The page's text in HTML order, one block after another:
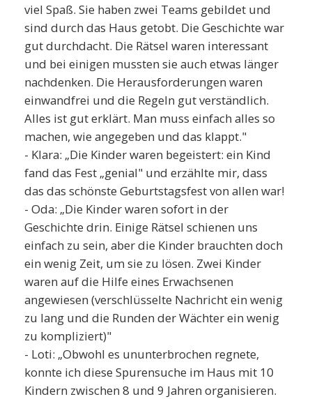
viel Spaß. Sie haben zwei Teams gebildet und
sind durch das Haus getobt. Die Geschichte war
gut durchdacht. Die Rätsel waren interessant
und bei einigen mussten sie auch etwas länger
nachdenken. Die Herausforderungen waren
einwandfrei und die Regeln gut verständlich.
Alles ist gut erklärt. Man muss einfach alles so
machen, wie angegeben und das klappt."
- Klara: „Die Kinder waren begeistert: ein Kind
fand das Fest „genial" und erzählte mir, dass
das das schönste Geburtstagsfest von allen war!
- Oda: „Die Kinder waren sofort in der
Geschichte drin. Einige Rätsel schienen uns
einfach zu sein, aber die Kinder brauchten doch
ein wenig Zeit, um sie zu lösen. Zwei Kinder
waren auf die Hilfe eines Erwachsenen
angewiesen (verschlüsselte Nachricht ein wenig
zu lang und die Runden der Wächter ein wenig
zu kompliziert)"
- Loti: „Obwohl es ununterbrochen regnete,
konnte ich diese Spurensuche im Haus mit 10
Kindern zwischen 8 und 9 Jahren organisieren.